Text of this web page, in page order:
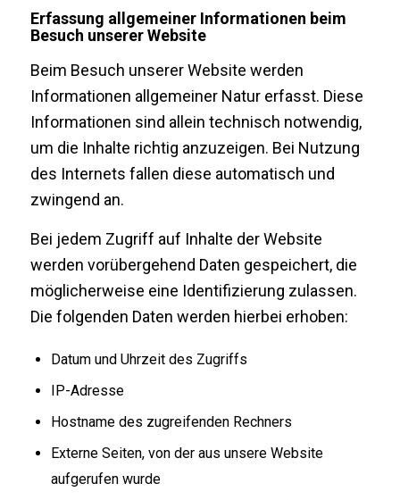
Erfassung allgemeiner Informationen beim
Besuch unserer Website
Beim Besuch unserer Website werden
Informationen allgemeiner Natur erfasst. Diese
Informationen sind allein technisch notwendig,
um die Inhalte richtig anzuzeigen. Bei Nutzung
des Internets fallen diese automatisch und
zwingend an.
Bei jedem Zugriff auf Inhalte der Website
werden vorübergehend Daten gespeichert, die
möglicherweise eine Identifizierung zulassen.
Die folgenden Daten werden hierbei erhoben:
Datum und Uhrzeit des Zugriffs
IP-Adresse
Hostname des zugreifenden Rechners
Externe Seiten, von der aus unsere Website
aufgerufen wurde